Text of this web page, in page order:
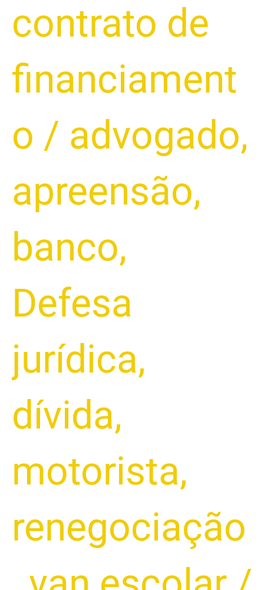
contrato de
financiament
o / advogado,
apreensão,
banco,
Defesa
jurídica,
dívida,
motorista,
renegociação